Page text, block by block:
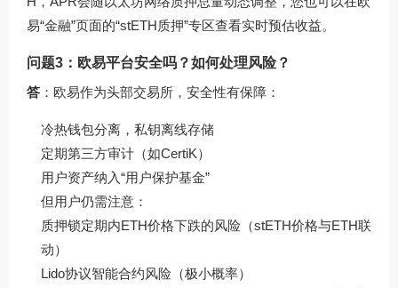
易“金融”页面的“stETH质押”专区查看实时预估收益。
问题3：欧易平台安全吗？如何处理风险？
答 ：欧易作为头部交易所，安全性有保障：
冷热钱包分离，私钥离线存储
定期第三方审计（如CertiK）
用户资产纳入“用户保护基金”
但用户仍需注意：
质押锁定期内ETH价格下跌的风险（stETH价格与ETH联
动）
Lido协议智能合约风险（极小概率）